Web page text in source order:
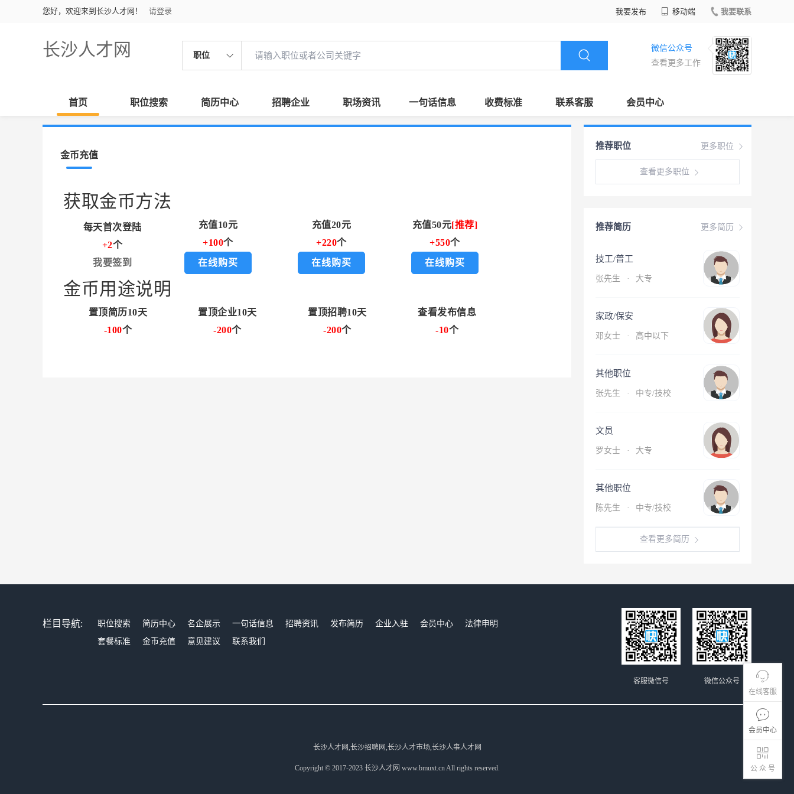
您好，欢迎来到长沙人才网！ 请登录 我要发布 移动端 我要联系
长沙人才网 职位
微信公众号
查看更多工作
首页 职位搜索 简历中心 招聘企业 职场资讯 一句话信息 收费标准 联系客服 会员中心
在线客服
会员中心
公 众 号
金币充值
获取金币方法
每天首次登陆
+2个
我要签到
充值10元
+100个
在线购买
充值20元
+220个
在线购买
充值50元[推荐]
+550个
在线购买
金币用途说明
置顶简历10天 置顶企业10天 置顶招聘10天
查看发布信息
-100个 -200个 -200个 -10个
更多职位
推荐职位
查看更多职位
更多简历
推荐简历
技工/普工
张先生 · 大专
家政/保安
邓女士 · 高中以下
其他职位
张先生 · 中专/技校
文员
罗女士 · 大专
其他职位
陈先生 · 中专/技校
查看更多简历
栏目导航: 职位搜索 简历中心 名企展示 一句话信息 招聘资讯 发布简历 企业入驻 会员中心
法律申明
套餐标准
金币充值 意见建议 联系我们
微信公众号
客服微信号
长沙人才网,长沙招聘网,长沙人才市场,长沙人事人才网
Copyright © 2017-2023 长沙人才网 www.bmuxt.cn All rights reserved.